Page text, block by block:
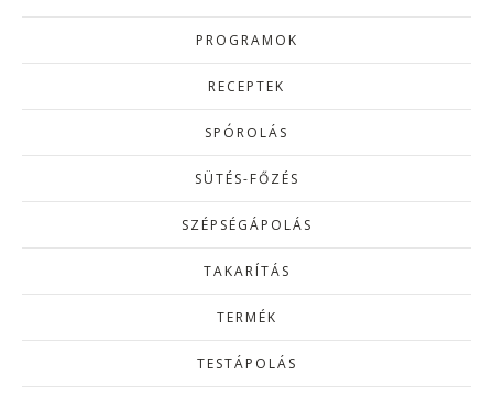
PROGRAMOK
RECEPTEK
SPÓROLÁS
SÜTÉS-FŐZÉS
SZÉPSÉGÁPOLÁS
TAKARÍTÁS
TERMÉK
TESTÁPOLÁS